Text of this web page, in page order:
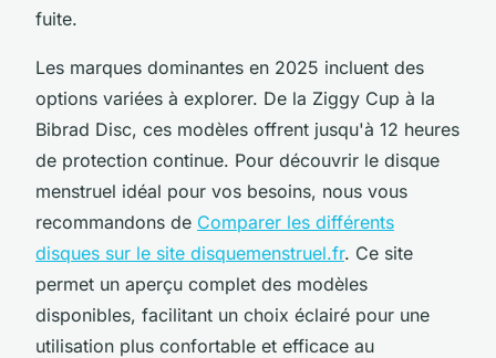
fuite.
Les marques dominantes en 2025 incluent des
options variées à explorer. De la Ziggy Cup à la
Bibrad Disc, ces modèles offrent jusqu'à 12 heures
de protection continue. Pour découvrir le disque
menstruel idéal pour vos besoins, nous vous
recommandons de Comparer les différents
disques sur le site disquemenstruel.fr. Ce site
permet un aperçu complet des modèles
disponibles, facilitant un choix éclairé pour une
utilisation plus confortable et efficace au